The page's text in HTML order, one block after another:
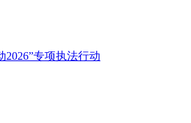
2026”专项执法行动